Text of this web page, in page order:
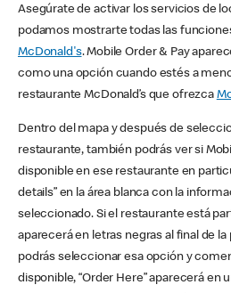
Asegúrate de activar los servicios de
podamos mostrarte todas las
McDonald's. Mobile Order & Pay
como una opción cuando estés a
restaurante McDonald’s que ofrezca
Dentro del mapa y después de
restaurante, también podrás ver si
disponible en ese restaurante en
details” en la área blanca con la
seleccionado. Si el restaurante está
aparecerá en letras negras al final de
podrás seleccionar esa opción y
disponible, “Order Here” aparecerá en